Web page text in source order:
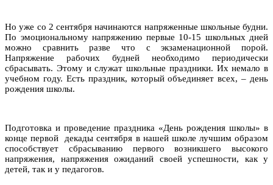
Но уже со 2 сентября начинаются напряженные школьные будни.
По эмоциональному напряжению первые 10-15 школьных дней
можно сравнить разве что с экзаменационной порой.
Напряжение рабочих будней необходимо периодически
сбрасывать. Этому и служат школьные праздники. Их немало в
учебном году. Есть праздник, который объединяет всех, – день
рождения школы.
Подготовка и проведение праздника «День рождения школы» в
конце первой декады сентября в нашей школе лучшим образом
способствует сбрасыванию первого возникшего высокого
напряжения, напряжения ожиданий своей успешности, как у
детей, так и у педагогов.